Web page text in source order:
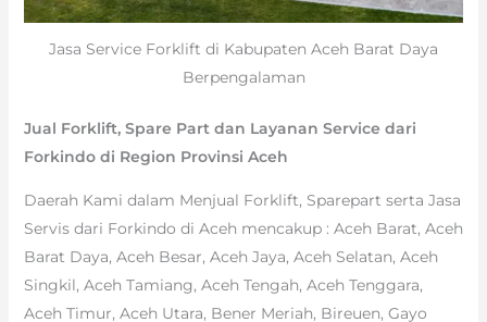
Jasa Service Forklift di Kabupaten Aceh Barat Daya
Berpengalaman
Jual Forklift, Spare Part dan Layanan Service dari
Forkindo di Region Provinsi Aceh
Daerah Kami dalam Menjual Forklift, Sparepart serta Jasa
Servis dari Forkindo di Aceh mencakup : Aceh Barat, Aceh
Barat Daya, Aceh Besar, Aceh Jaya, Aceh Selatan, Aceh
Singkil, Aceh Tamiang, Aceh Tengah, Aceh Tenggara,
Aceh Timur, Aceh Utara, Bener Meriah, Bireuen, Gayo